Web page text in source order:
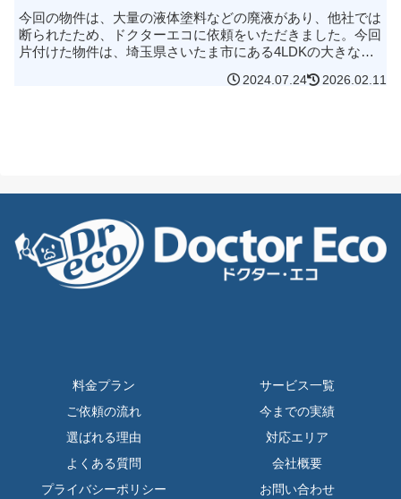
今回の物件は、大量の液体塗料などの廃液があり、他社では
断られたため、ドクターエコに依頼をいただきました。今回
片付けた物件は、埼玉県さいたま市にある4LDKの大きな一
2024.07.24 2026.02.11
料金プラン
サービス一覧
ご依頼の流れ
今までの実績
選ばれる理由
対応エリア
よくある質問
会社概要
プライバシーポリシー
お問い合わせ